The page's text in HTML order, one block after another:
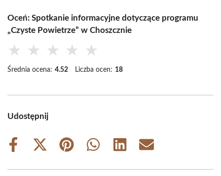
Oceń: Spotkanie informacyjne dotyczące programu
„Czyste Powietrze” w Choszcznie
★ ★ ★ ★ ★
Średnia ocena: 4.52 Liczba ocen: 18
Udostępnij
Share
Share
(Twitter)
Share
Share
Share
Share